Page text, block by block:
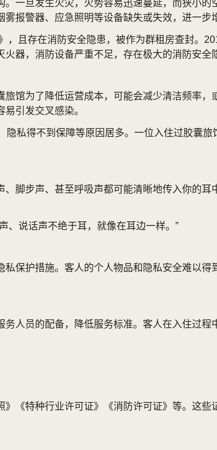
一旦发生火灾，火势容易迅速蔓延，而狭小
报警器、应急照明等设备缺失或失效，进一步
且存在消防安全隐患，被作为群租房查封。
器，消防设备严重不足，存在极大的消防安全
馆为了降低运营成本，可能会减少清洁频率
引发交叉感染。
私得不到保障等原因居多。一位入住过胶囊旅
脚步声、甚至呼吸声都可能清晰地传入你的
、说话声不绝于耳，就像在耳边一样。”
保护措施。客人的个人物品和隐私安全难以
人员的配备，降低服务标准。客人在入住过
《特种行业许可证》《消防许可证》等。这